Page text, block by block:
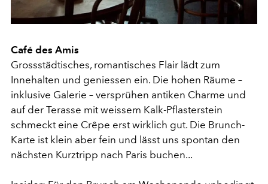
Café des Amis
Grossstädtisches, romantisches Flair lädt zum
Innehalten und geniessen ein. Die hohen Räume –
inklusive Galerie – versprühen antiken Charme und
auf der Terasse mit weissem Kalk-Pflasterstein
schmeckt eine Crêpe erst wirklich gut. Die Brunch-
Karte ist klein aber fein und lässt uns spontan den
nächsten Kurztripp nach Paris buchen...